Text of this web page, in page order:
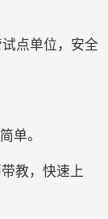
点单位，安全
单。
教，快速上